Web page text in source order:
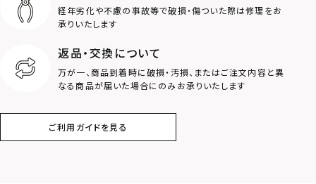
ロゴ
クラウン
経年劣化や不慮の事故等で破損・傷ついた際は修理をお
承りいたします
返品・交換について
万が一、商品到着時に破損・汚損、またはご注文内容と異
なる商品が届いた場合にのみお承りいたします
ご利用ガイドを見る